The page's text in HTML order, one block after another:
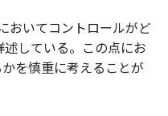
おいてコントロールがど
している。この点にお
を慎重に考えることが